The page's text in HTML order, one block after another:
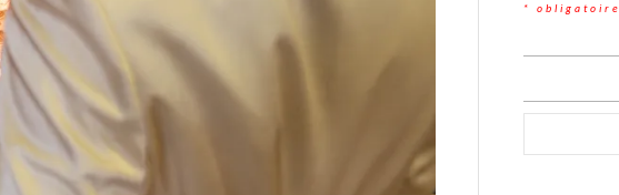
* obligatoire